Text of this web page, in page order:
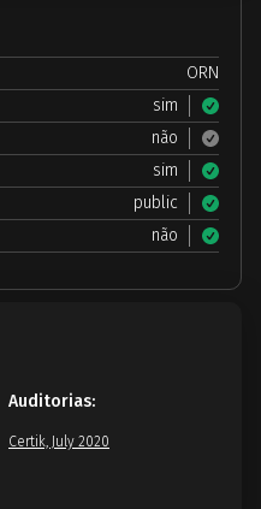
ORN
sim
não
sim
public
não
Auditorias:
Certik, July 2020